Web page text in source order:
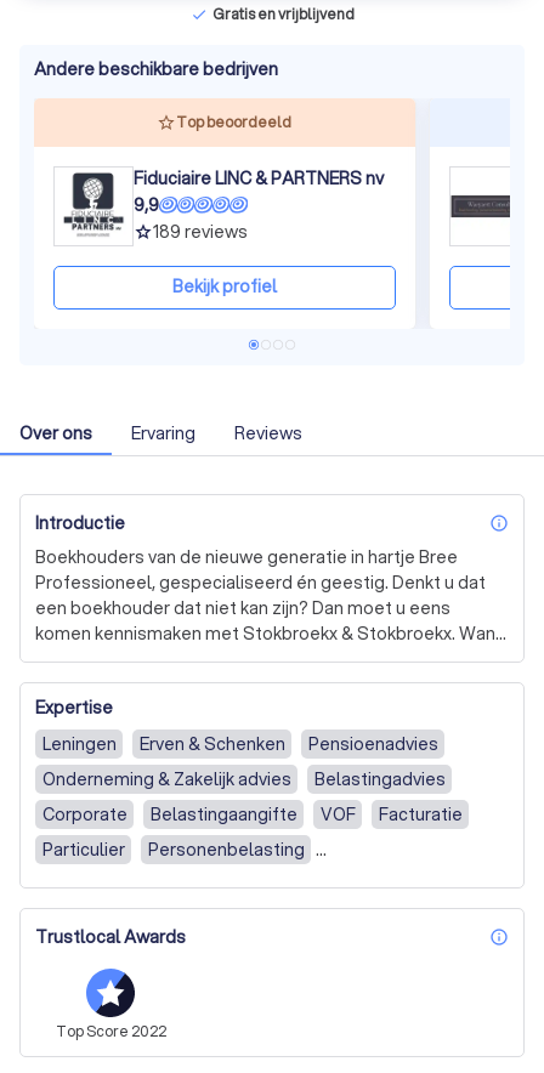
check Gratis en vrijblijvend
Andere beschikbare bedrijven
Top beoordeeld
Fiduciaire LINC & PARTNERS nv
9,9
grade189 reviews
Bekijk profiel
Over ons Ervaring Reviews
Introductie
Boekhouders van de nieuwe generatie in hartje Bree
Professioneel, gespecialiseerd én geestig. Denkt u dat
een boekhouder dat niet kan zijn? Dan moet u eens
komen kennismaken met Stokbroekx & Stokbroekx. Want
onze ondernemerscoaches, boekhouders en
administratieve medewerkers koppelen hun expertise
aan een gezond gevoel voor humor.
Expertise
Leningen
Erven & Schenken
Pensioenadvies
Onderneming & Zakelijk advies
Belastingadvies
Corporate
Belastingaangifte VOF
Facturatie
Particulier
Personenbelasting
Aangifte omzetbelasting / BTW
BV
Zelfstandigen
Zakelijk
Accountant
Boekhouding overig
Aangifte personenbelasting
Trustlocal Awards
TopScore 2022